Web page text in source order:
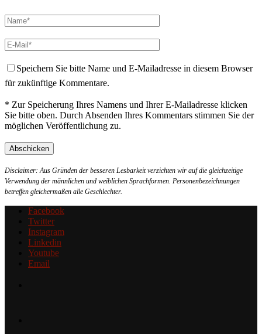
Speichern Sie bitte Name und E-Mailadresse in diesem Browser
für zukünftige Kommentare.
* Zur Speicherung Ihres Namens und Ihrer E-Mailadresse klicken
Sie bitte oben. Durch Absenden Ihres Kommentars stimmen Sie der
möglichen Veröffentlichung zu.
Disclaimer: Aus Gründen der besseren Lesbarkeit verzichten wir auf die gleichzeitige
Verwendung der männlichen und weiblichen Sprachformen. Personenbezeichnungen
betreffen gleichermaßen alle Geschlechter.
Facebook
Twitter
Instagram
Linkedin
Youtube
Email